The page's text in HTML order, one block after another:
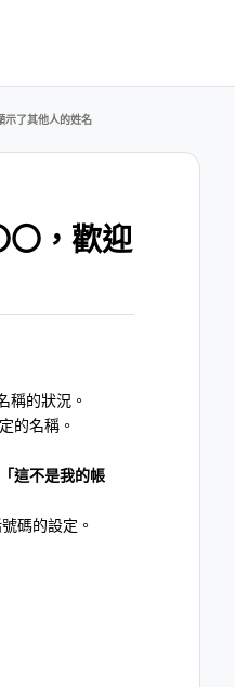
示了其他人的姓名
〇，歡迎
稱的狀況。
的名稱。
「這不是我的帳
碼的設定。